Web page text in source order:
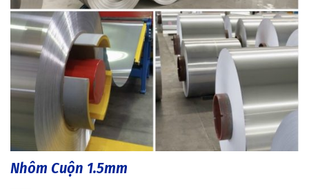
Nhôm Cuộn 1.5mm